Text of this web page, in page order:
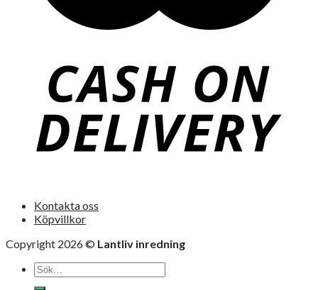
Kontakta oss
Köpvillkor
Copyright 2026 © Lantliv inredning
Sök
efter: